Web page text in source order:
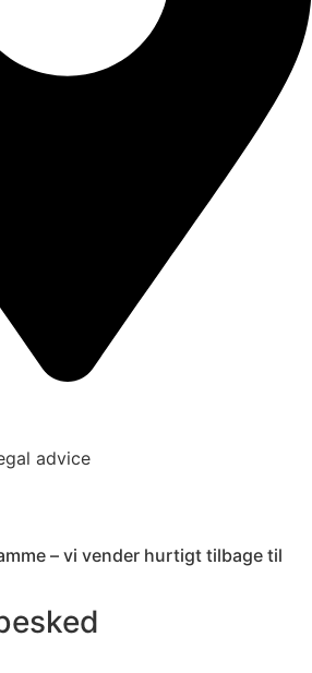
advice
– vi vender hurtigt tilbage til